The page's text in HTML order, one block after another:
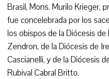
Brasil, Mons. Murilo Krieger,
fue concelebrada por los
los obispos de la Diócesis
Zendron, de la Diócesis de
Cascianelli, y de la Diócesis
Rubival Cabral Britto.